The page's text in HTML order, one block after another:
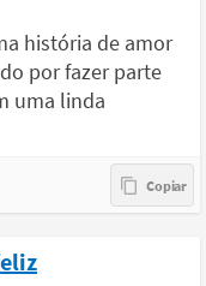
história de amor
por fazer parte
uma linda